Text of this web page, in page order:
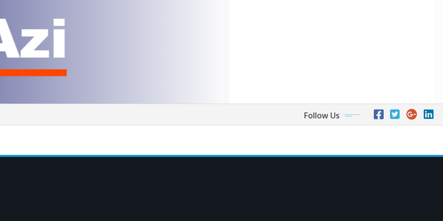
Follow Us